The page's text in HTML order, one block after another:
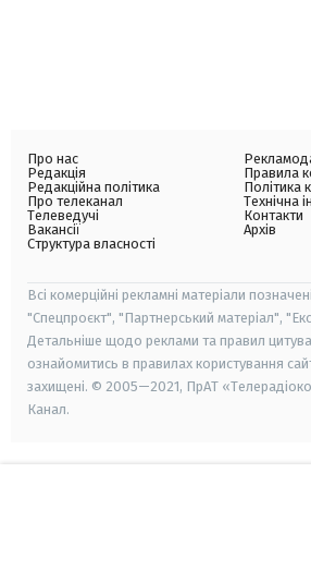
Про нас
Редакція
Редакційна політика
Про телеканал
Телеведучі
Вакансії
Структура власності
Правила
Політика
Технічна
Контакти
Архів
Всі комерційні рекламні матеріали
"Спецпроєкт", "Партнерський матеріал",
Детальніше щодо реклами та правил
ознайомитись в правилах користування
захищені. © 2005—2021, ПрАТ
Канал.